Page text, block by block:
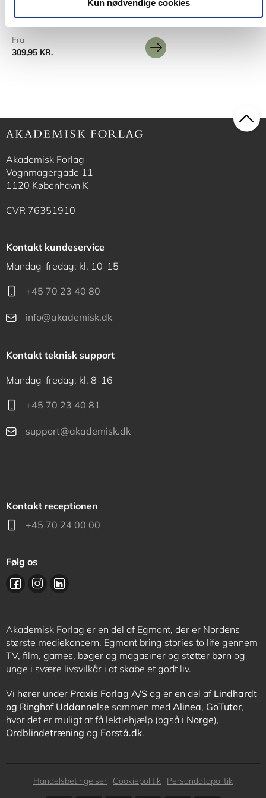
Kun nødvendige cookies
Fra
309,95 KR.
Akademisk Forlag
Vognmagergade 11
1120 København K
CVR 76351910
Kontakt kundeservice
Mandag-fredag: kl. 10-15
+45 70 23 40 80
info@akademisk.dk
Kontakt teknisk support
Mandag-fredag: kl. 8-16
+45 70 23 40 81
support@akademisk.dk
Kontakt receptionen
+45 70 24 00 00
Følg os
Akademisk Forlag er en del af Egmont, der er Nordens
største mediekoncern. Egmont bring stories to life gennem
TV, film, games, bøger og magasiner og støtter børn og
unge i svære livsvilkår i at skabe et godt liv.
Vi hører under Praxis Forlag A/S og er en del af Lindhardt
og Ringhof Uddannelse sammen med Alinea, GoTutor,
hvor det er muligt at få lektiehjælp (også i Norge),
Ordblindetræning og Forstå.dk.
Subfooter
Handelsbetingelser Cookiepolitik
Persondatapolitik